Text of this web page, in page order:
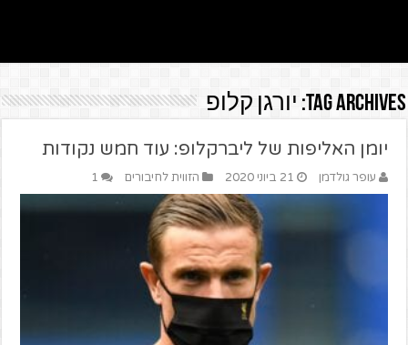
Tag Archives: יורגן קלופ
יומן האליפות של ליברקלופ: עוד חמש נקודות
עופר גולדמן 21 ביוני 2020 הזווית לחיבורים 1